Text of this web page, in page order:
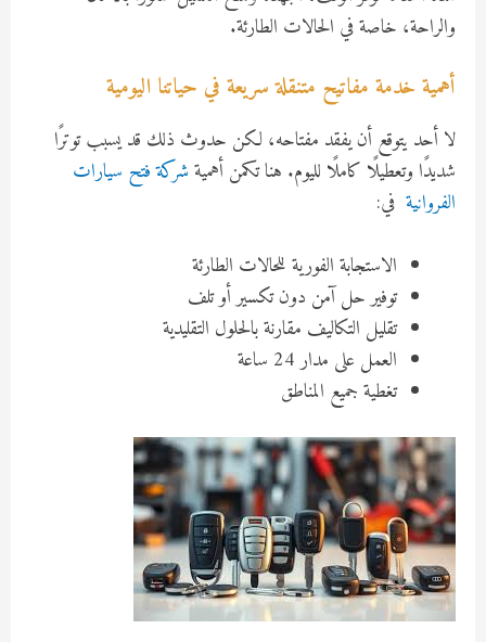
والراحة، خاصة في الحالات الطارئة.
أهمية خدمة مفاتيح متنقلة سريعة في حياتنا اليومية
لا أحد يتوقع أن يفقد مفتاحه، لكن حدوث ذلك قد يسبب توترًا
شديدًا وتعطيلًا كاملًا لليوم. هنا تكمن أهميةشركة فتح سيارات
الفروانية في:
الاستجابة الفورية للحالات الطارئة
توفير حل آمن دون تكسير أو تلف
تقليل التكاليف مقارنة بالحلول التقليدية
العمل على مدار 24 ساعة
تغطية جميع المناطق